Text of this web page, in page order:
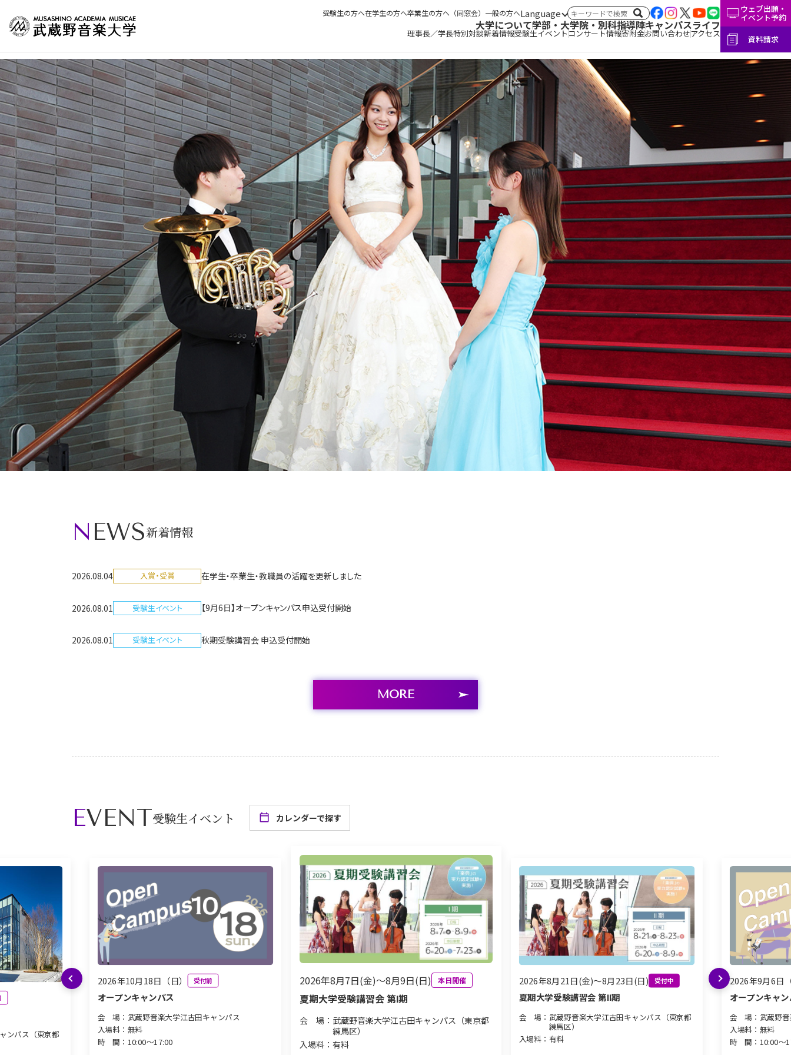
受験生の方へ在学生の方へ卒業生の方へ（同窓会） 一般の方へ言語切替 サイト内検索
大学について学部・大学院・別科指導陣キャンパスライフ
理事長／学長特別対談新着情報受験生イベントコンサート情報寄附金お問い合わせアクセス
ウェブ出願・
イベント予約
資料請求
NEWS新着情報
2026.08.04 入賞・受賞 在学生・卒業生・教職員の活躍を更新しました
2026.08.01 受験生イベント 【9月6日】オープンキャンパス申込受付開始
2026.08.01 受験生イベント 秋期受験講習会 申込受付開始
MORE
EVENT受験生イベント カレンダーで探す
前へ 次へ
ンパス（東京都
2026年10月18日（日） 受付前
オープンキャンパス
会 場： 武蔵野音楽大学江古田キャンパス
入場料： 無料
時 間： 10:00～17:00
2026年8月7日(金)～8月9日(日) 本日開催
夏期大学受験講習会 第Ⅰ期
会 場： 武蔵野音楽大学江古田キャンパス（東京都
練馬区）
入場料： 有料
2026年8月21日(金)〜8月23日(日) 受付中
夏期大学受験講習会 第Ⅱ期
会 場： 武蔵野音楽大学江古田キャンパス（東京都
練馬区）
入場料： 有料
2026年9月6日
オープンキャ
会 場： 武蔵野
入場料： 無料
時 間： 10:00～